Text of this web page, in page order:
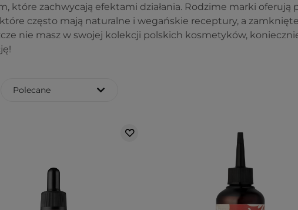
które zachwycają efektami działania. Rodzime marki oferują
które często mają naturalne i wegańskie receptury, a
nie masz w swojej kolekcji polskich kosmetyków,
Polecane